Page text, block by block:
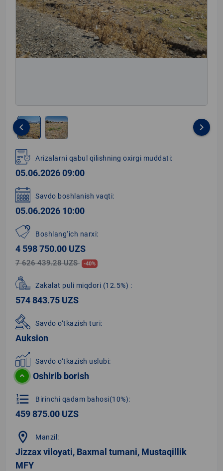
1
of
2
keyboard_arrow_left keyboard_arrow_right
Arizalarni qabul qilishning oxirgi muddati:
05.06.2026 09:00
Savdo boshlanish vaqti:
05.06.2026 10:00
Boshlang‘ich narxi:
4 598 750.00 UZS
7 626 439.28 UZS -40%
Zakalat puli miqdori (12.5%) :
574 843.75 UZS
Savdo o‘tkazish turi:
Auksion
Savdo o‘tkazish uslubi:
Oshirib borish
format_list_numbered Birinchi qadam bahosi(10%):
459 875.00 UZS
location_on Manzil:
Jizzax viloyati, Baxmal tumani, Mustaqillik
MFY